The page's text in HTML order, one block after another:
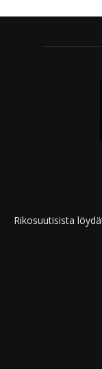
Rikosuutisista